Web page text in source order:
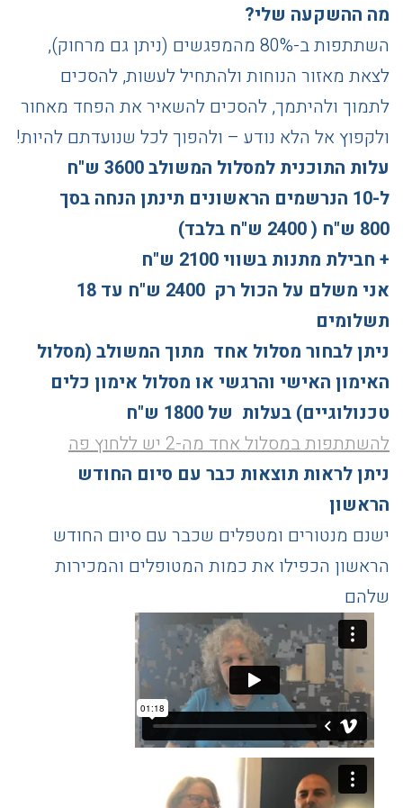
מה ההשקעה שלי?
השתתפות ב-80% מהמפגשים (ניתן גם מרחוק),
לצאת מאזור הנוחות ולהתחיל לעשות, להסכים
לתמוך ולהיתמך, להסכים להשאיר את הפחד מאחור
ולקפוץ אל הלא נודע – ולהפוך לכל שנועדתם להיות!
עלות התוכנית למסלול המשולב 3600 ש"ח
ל-10 הנרשמים הראשונים תינתן
הנחה בסך
800 ש"ח ( 2400 ש"ח
בלבד)
+ חבילת מתנות בשווי 2100 ש"ח
אני משלם על הכול רק 2400 ש"ח
עד 18
תשלומים
ניתן לבחור מסלול אחד מתוך המשולב (מסלול
האימון האישי והרגשי או מסלול אימון כלים
טכנולוגיים) בעלות של 1800 ש"ח
להשתתפות במסלול אחד מה-2 יש ללחוץ פה
ניתן לראות תוצאות כבר עם סיום החודש
הראשון
ישנם מנטורים ומטפלים שכבר עם סיום החודש
הראשון הכפילו את כמות המטופלים והמכירות
שלהם